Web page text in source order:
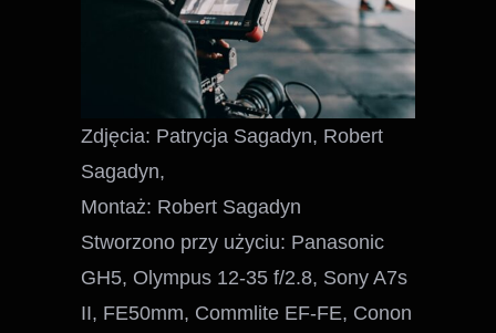
Zdjęcia: Patrycja Sagadyn, Robert
Sagadyn,
Montaż: Robert Sagadyn
Stworzono przy użyciu: Panasonic
GH5, Olympus 12-35 f/2.8, Sony A7s
II, FE50mm, Commlite EF-FE, Conon